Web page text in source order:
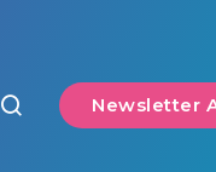
Newsletter